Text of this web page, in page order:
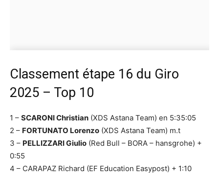
Classement étape 16 du Giro
2025 – Top 10
1 – SCARONI Christian (XDS Astana Team) en 5:35:05
2 – FORTUNATO Lorenzo (XDS Astana Team) m.t
3 – PELLIZZARI Giulio (Red Bull – BORA – hansgrohe) +
0:55
4 – CARAPAZ Richard (EF Education Easypost) + 1:10